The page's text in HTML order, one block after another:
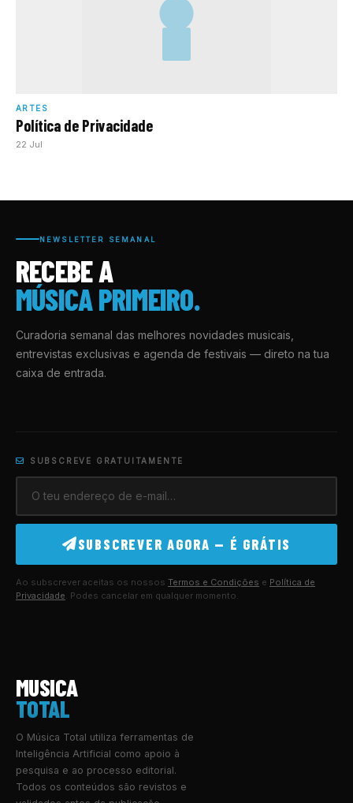
ARTES
Política de Privacidade
22 Jul
NEWSLETTER SEMANAL
RECEBE A
MÚSICA PRIMEIRO.
Curadoria semanal das melhores novidades musicais,
entrevistas exclusivas e agenda de festivais — direto na tua
caixa de entrada.
SUBSCREVE GRATUITAMENTE
SUBSCREVER AGORA — É GRÁTIS
Ao subscrever aceitas os nossos Termos e Condições e Política de
Privacidade . Podes cancelar em qualquer momento.
MUSICA
TOTAL
O Música Total utiliza ferramentas de
Inteligência Artificial como apoio à
pesquisa e ao processo editorial.
Todos os conteúdos são revistos e